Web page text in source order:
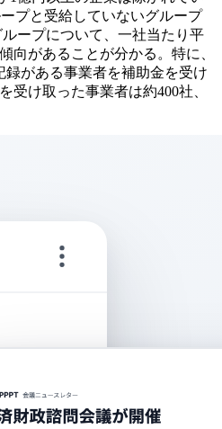
プと受給していないグループ
ープについて、一社当たり平
があることが分かる。特に、
録がある事業者を補助金を受け
け取った事業者は約400社、